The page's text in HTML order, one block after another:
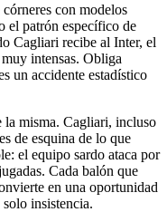
con modelos
el patrón específico de
Cagliari recibe al Inter, el
intensas. Obliga
un accidente estadístico
la misma. Cagliari, incluso
de esquina de lo que
el equipo sardo ataca por
Cada balón que
en una oportunidad
insistencia.